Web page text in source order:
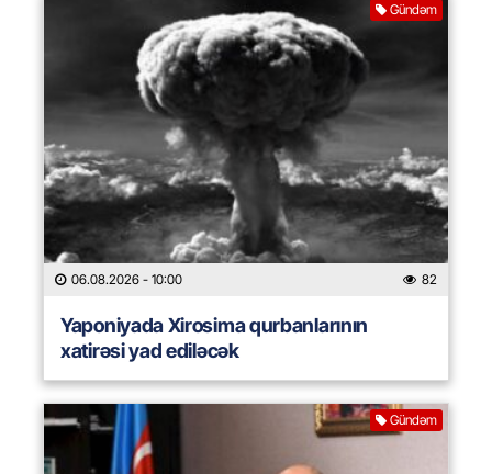
Gündəm
06.08.2026 - 10:00 82
Yaponiyada Xirosima qurbanlarının
xatirəsi yad ediləcək
Gündəm